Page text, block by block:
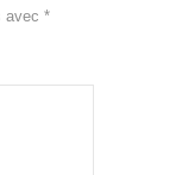
avec *